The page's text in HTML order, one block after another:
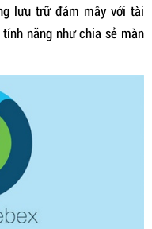
lưu trữ đám mây với tài
năng như chia sẻ màn